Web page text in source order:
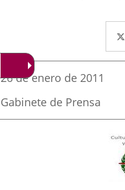
Fecha
la
noticia
26 de enero de 2011
Fuente
la
Gabinete de Prensa